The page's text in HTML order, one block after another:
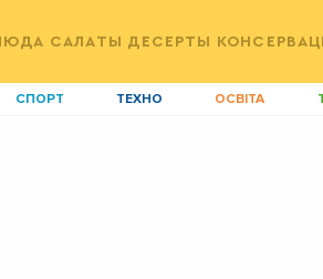
САЛАТЫ ДЕСЕРТЫ
СПОРТ ТЕХНО ОСВІТА